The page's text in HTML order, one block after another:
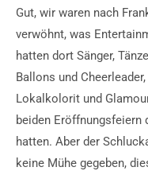
Gut, wir waren nach
verwöhnt, was
hatten dort Sänger,
Ballons und
Lokalkolorit und
beiden
hatten. Aber der
keine Mühe gegeben,